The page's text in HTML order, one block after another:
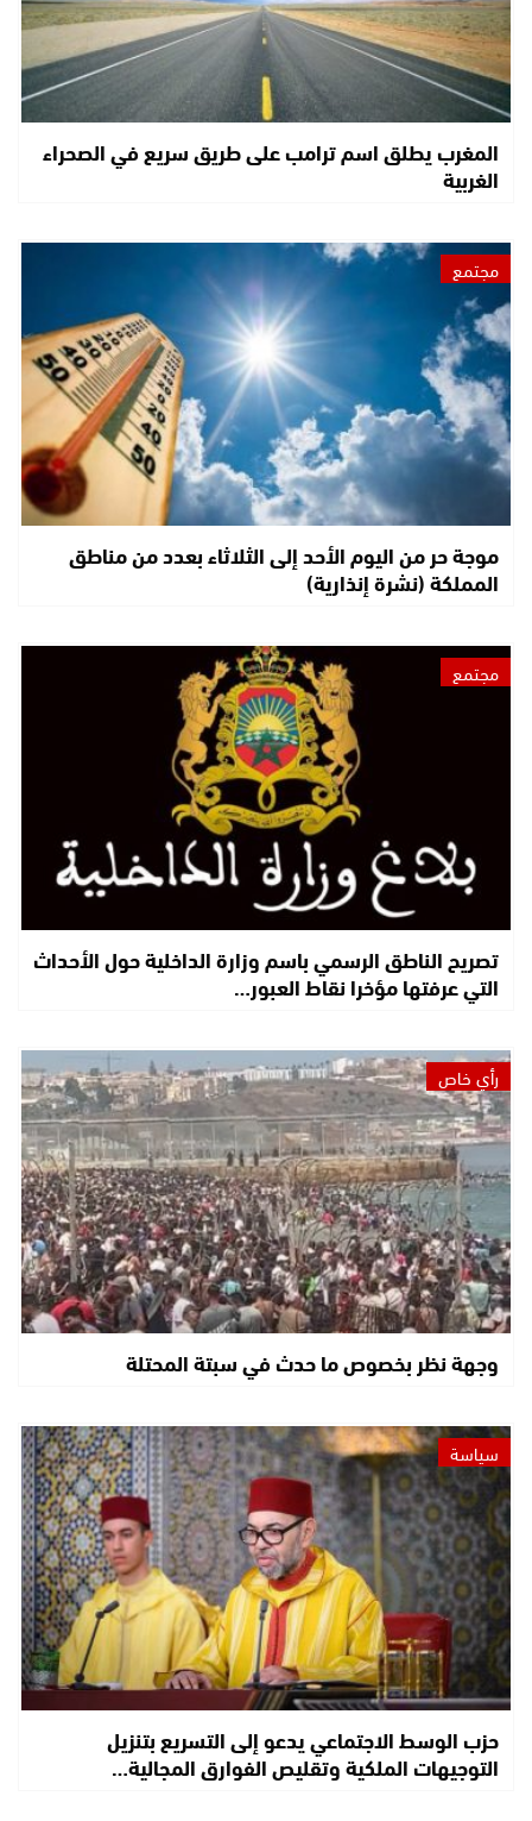
المغرب يطلق اسم ترامب على طريق سريع في الصحراء
الغربية
مجتمع
موجة حر من اليوم الأحد إلى الثلاثاء بعدد من مناطق
المملكة (نشرة إنذارية)
مجتمع
تصريح الناطق الرسمي باسم وزارة الداخلية حول الأحداث
التي عرفتها مؤخرا نقاط العبور…
رأي خاص
وجهة نظر بخصوص ما حدث في سبتة المحتلة
سياسة
حزب الوسط الاجتماعي يدعو إلى التسريع بتنزيل
التوجيهات الملكية وتقليص الفوارق المجالية…